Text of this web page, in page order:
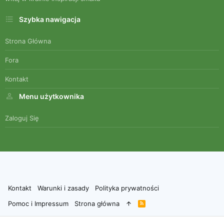
Szybka nawigacja
Strona Główna
Fora
Kontakt
Menu użytkownika
Zaloguj Się
Kontakt Warunki i zasady
Polityka prywatności
Pomoc i Impressum
Strona główna
R
S
S